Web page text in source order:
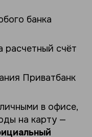
банка
расчетный счёт
Приватбанк
в офисе,
на карту —